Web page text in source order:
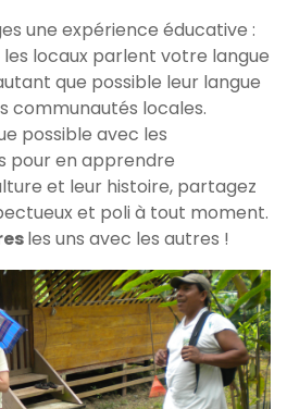
une expérience éducative :
locaux parlent votre langue
que possible leur langue
communautés locales.
possible avec les
pour en apprendre
et leur histoire, partagez
et poli à tout moment.
les uns avec les autres !